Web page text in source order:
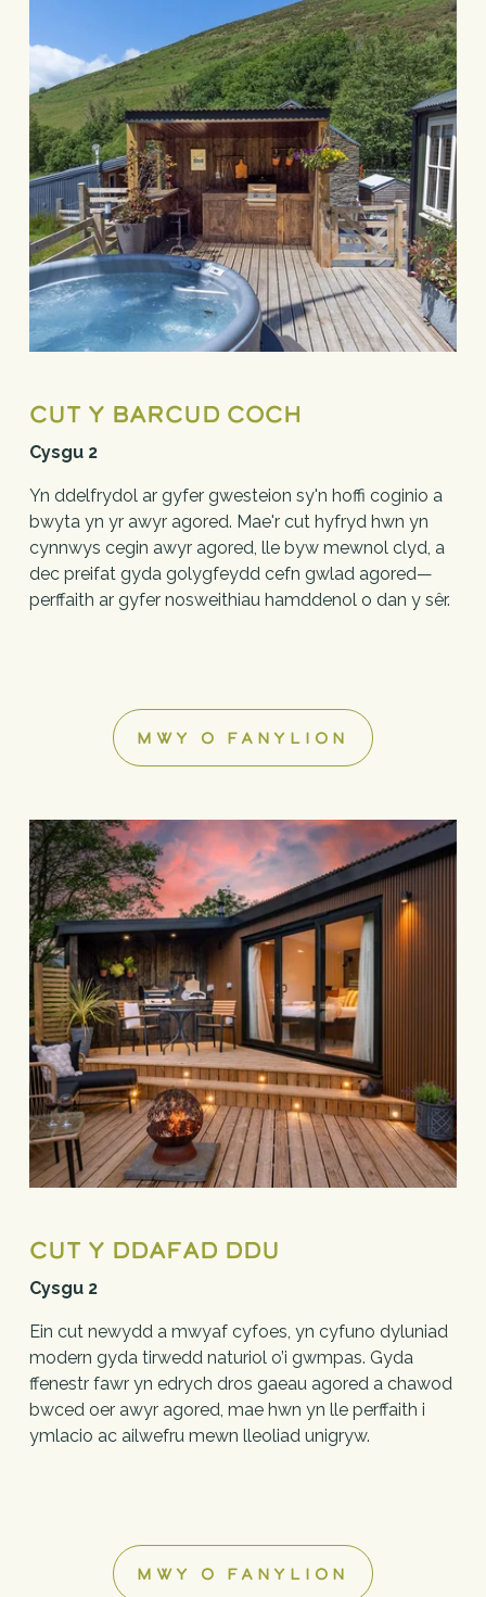
Cut y Barcud Coch
Cysgu 2
Yn ddelfrydol ar gyfer gwesteion sy'n hoffi coginio a
bwyta yn yr awyr agored. Mae'r cut hyfryd hwn yn
cynnwys cegin awyr agored, lle byw mewnol clyd, a
dec preifat gyda golygfeydd cefn gwlad agored—
perffaith ar gyfer nosweithiau hamddenol o dan y sêr.
MWY O FANYLION
Cut y Ddafad Ddu
Cysgu 2
Ein cut newydd a mwyaf cyfoes, yn cyfuno dyluniad
modern gyda tirwedd naturiol o’i gwmpas. Gyda
ffenestr fawr yn edrych dros gaeau agored a chawod
bwced oer awyr agored, mae hwn yn lle perffaith i
ymlacio ac ailwefru mewn lleoliad unigryw.
MWY O FANYLION